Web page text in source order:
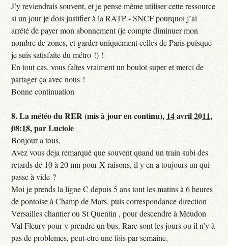
J’y reviendrais souvent, et je pense même utiliser cette ressource
si un jour je dois justifier à la RATP - SNCF pourquoi j’ai
arrêté de payer mon abonnement (je compte diminuer mon
nombre de zones, et garder uniquement celles de Paris puisque
je suis satisfaite du métro !) !
En tout cas, vous faîtes vraiment un boulot super et merci de
partager ça avec nous !
Bonne continuation
8.La météo du RER (mis à jour en continu), 14 avril 2011,
08:18,parLuciole
Bonjour a tous,
Avez vous deja remarqué que souvent quand un train subi des
retards de 10 à 20 mn pour X raisons, il y en a toujours un qui
passe à vide ?
Moi je prends la ligne C depuis 5 ans tout les matins à 6 heures
de pontoise à Champ de Mars, puis correspondance direction
Versailles chantier ou St Quentin , pour descendre à Meudon
Val Fleury pour y prendre un bus. Rare sont les jours ou il n’y à
pas de problemes, peut-etre une fois par semaine.